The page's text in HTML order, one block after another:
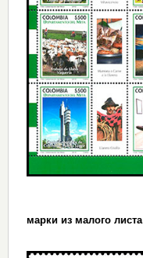
марки из малого листа